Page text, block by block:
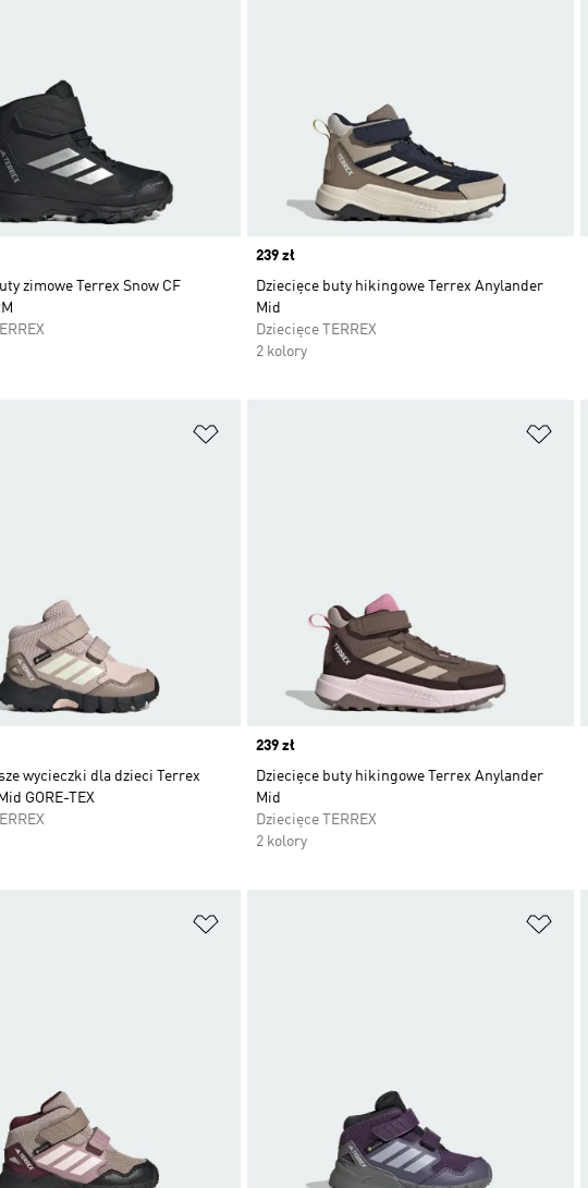
zimowe Terrex Snow CF
Price
239 zł
Dziecięce buty hikingowe Terrex Anylander
Mid
Dziecięce TERREX
2 kolory
wycieczki dla dzieci Terrex
GORE-TEX
Price
239 zł
Dziecięce buty hikingowe Terrex Anylander
Mid
Dziecięce TERREX
2 kolory